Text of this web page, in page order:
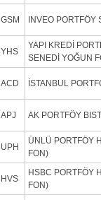
GSM INVEO PORTFÖY
YHS
YAPI KREDİ
SENEDİ YOĞUN
ACD İSTANBUL
APJ AK PORTFÖY
UPH
ÜNLÜ PORTFÖY
FON)
HVS
HSBC PORTFÖY
FON)